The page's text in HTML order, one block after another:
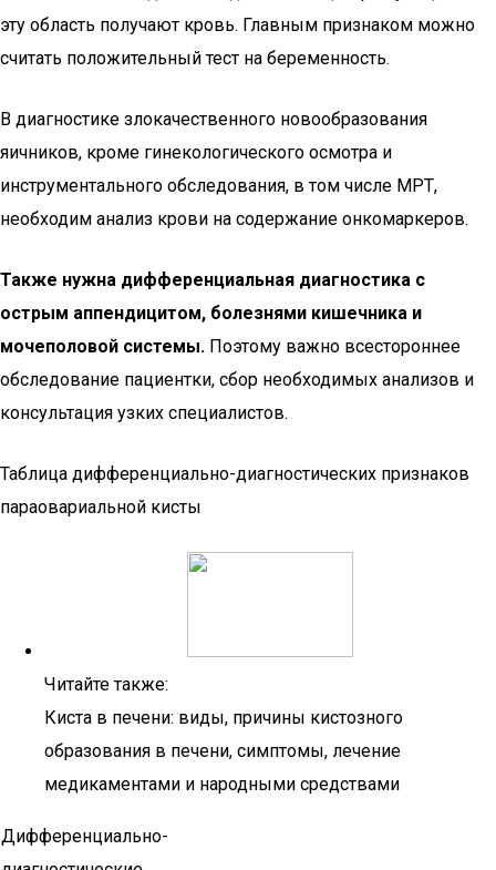
эту область получают кровь. Главным признаком можно
считать положительный тест на беременность.
В диагностике злокачественного новообразования
яичников, кроме гинекологического осмотра и
инструментального обследования, в том числе МРТ,
необходим анализ крови на содержание онкомаркеров.
Также нужна дифференциальная диагностика с
острым аппендицитом, болезнями кишечника и
мочеполовой системы. Поэтому важно всестороннее
обследование пациентки, сбор необходимых анализов и
консультация узких специалистов.
Таблица дифференциально-диагностических признаков
параовариальной кисты
Читайте также:
Киста в печени: виды, причины кистозного
образования в печени, симптомы, лечение
медикаментами и народными средствами
Дифференциально-